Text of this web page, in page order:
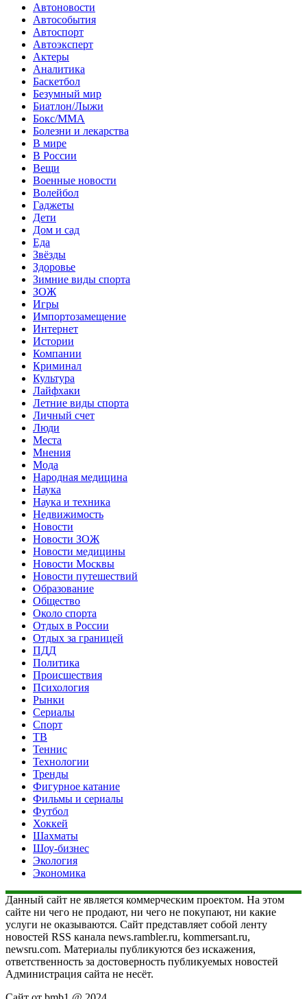
Автоновости
Автособытия
Автоспорт
Автоэксперт
Актеры
Аналитика
Баскетбол
Безумный мир
Биатлон/Лыжи
Бокс/MMA
Болезни и лекарства
В мире
В России
Вещи
Военные новости
Волейбол
Гаджеты
Дети
Дом и сад
Еда
Звёзды
Здоровье
Зимние виды спорта
ЗОЖ
Игры
Импортозамещение
Интернет
Истории
Компании
Криминал
Культура
Лайфхаки
Летние виды спорта
Личный счет
Люди
Места
Мнения
Мода
Народная медицина
Наука
Наука и техника
Недвижимость
Новости
Новости ЗОЖ
Новости медицины
Новости Москвы
Новости путешествий
Образование
Общество
Около спорта
Отдых в России
Отдых за границей
ПДД
Политика
Происшествия
Психология
Рынки
Сериалы
Спорт
ТВ
Теннис
Технологии
Тренды
Фигурное катание
Фильмы и сериалы
Футбол
Хоккей
Шахматы
Шоу-бизнес
Экология
Экономика
Данный сайт не является коммерческим проектом. На этом
сайте ни чего не продают, ни чего не покупают, ни какие
услуги не оказываются. Сайт представляет собой ленту
новостей RSS канала news.rambler.ru, kommersant.ru,
newsru.com. Материалы публикуются без искажения,
ответственность за достоверность публикуемых новостей
Администрация сайта не несёт.